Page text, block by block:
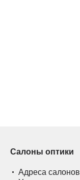
Салоны оптики
Адреса салонов